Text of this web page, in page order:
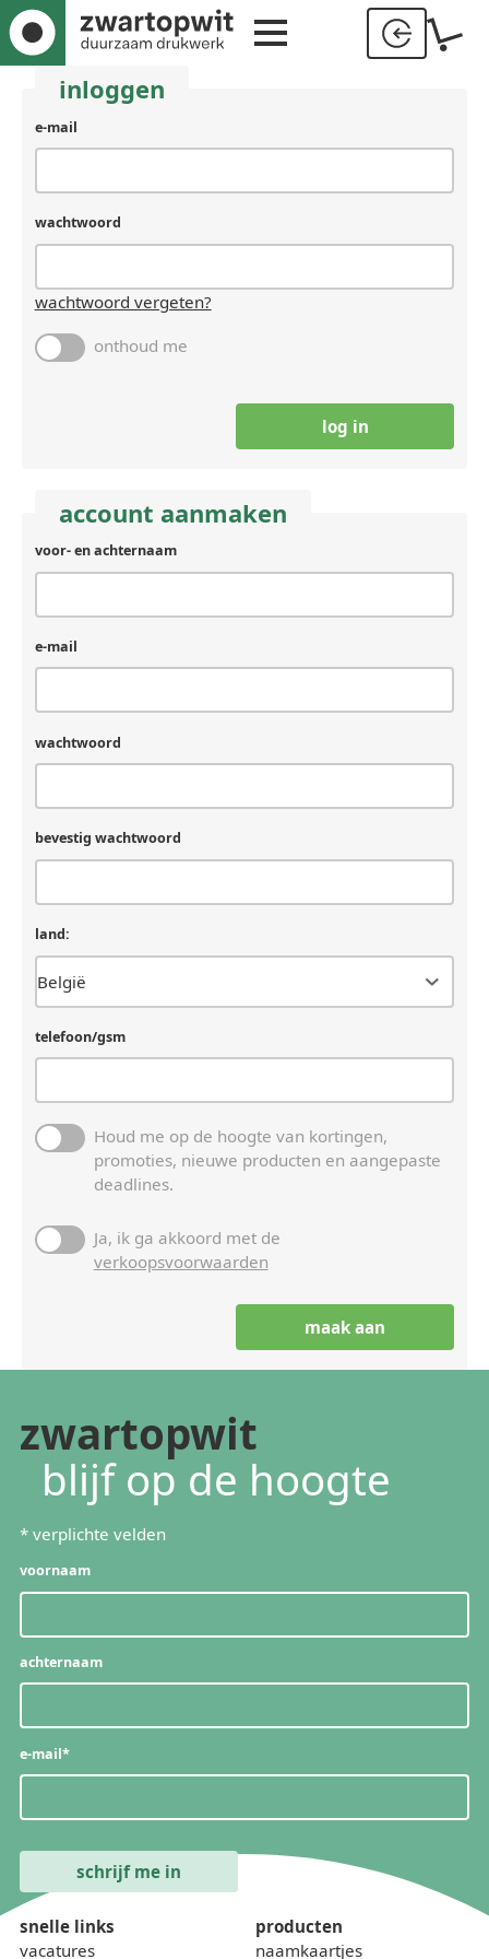
inloggen
gebruikersnaam
(laat
als
een
mens
e-mail
wachtwoord
wachtwoord vergeten?
onthoud me
account aanmaken
voor- en achternaam
e-mail
wachtwoord
bevestig wachtwoord
land:
telefoon/gsm
Houd me op de hoogte van kortingen,
promoties, nieuwe producten en aangepaste
deadlines.
Ja, ik ga akkoord met de
verkoopsvoorwaarden
zwartopwit
blijf op de hoogte
* verplichte velden
voornaam
achternaam
e-mail*
snelle links
vacatures
producten
naamkaartjes